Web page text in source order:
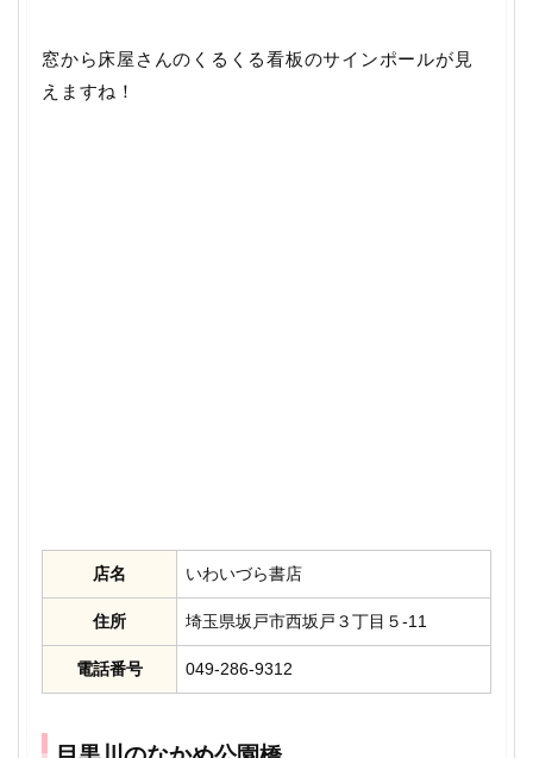
窓から床屋さんのくるくる看板のサインポールが見
えますね！
店名 いわいづら書店
住所 埼玉県坂戸市西坂戸３丁目５-11
電話番号 049-286-9312